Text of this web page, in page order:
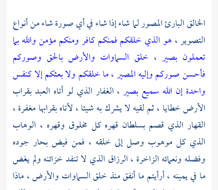
الخالق البارئ المصور لما شاء إذا شاء في أي صورة شاء من أنواع
التصوير ،هو الذي خلقكم فمنكم كافر ومنكم مؤمن والله بما
تعملون بصير ، خلق السماوات والأرض بالحق وصوركم
فأحسن صوركم وإليه المصير،ما خلقكم ولا بعثكم إلا كنفس
واحدة إن الله سميع بصير ، الغفار الذي لو أتاه العبد بقراب
الأرض خطايا ، ثم لقيه لا يشرك به شيئا ، لأتاه بقرابها مغفرة ،
القهار الذي قصم بسلطان قهره كل مخلوق وقهره ، الوهاب
الذي كل موهوب وصل إلى خلقه ، فمن فيض بحار جوده
وفضله ونعمائه الزاخرة ، الرزاق الذي لا تنفد خزائنه ولم يغض
ما في يمينه ، أرأيتم ما أنفق منذ خلق السماوات والأرض ، ماذا